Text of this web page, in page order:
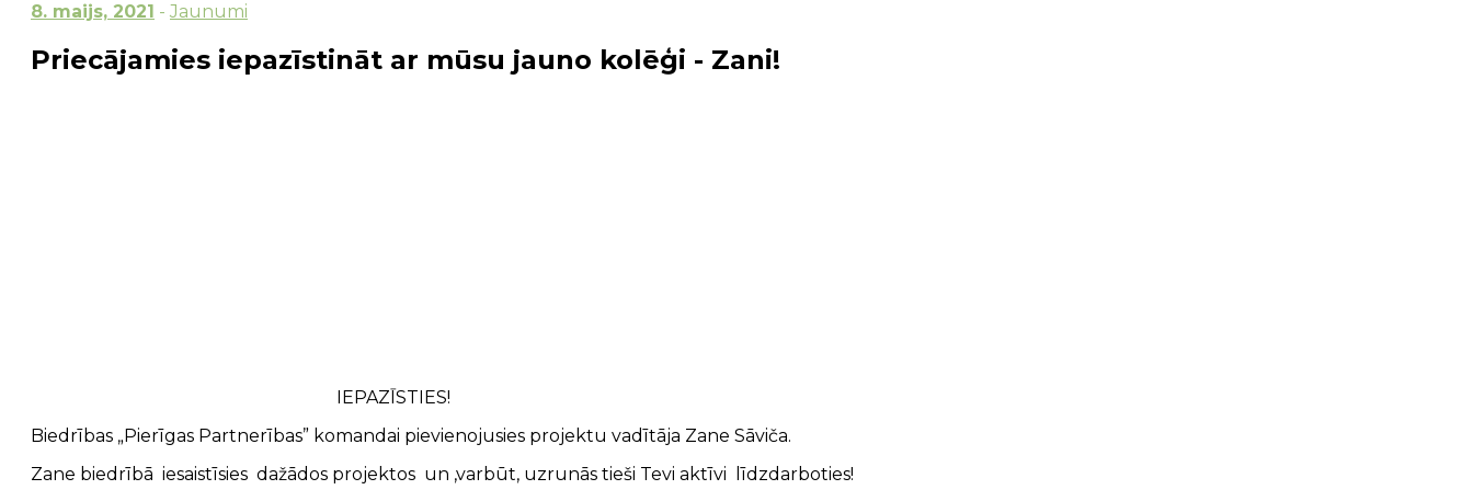
8. maijs, 2021 - Jaunumi
Priecājamies iepazīstināt ar mūsu jauno kolēģi - Zani!
IEPAZĪSTIES!
Biedrības „Pierīgas Partnerības” komandai pievienojusies projektu vadītāja Zane Sāviča.
Zane biedrībā iesaistīsies dažādos projektos un ,varbūt, uzrunās tieši Tevi aktīvi līdzdarboties!